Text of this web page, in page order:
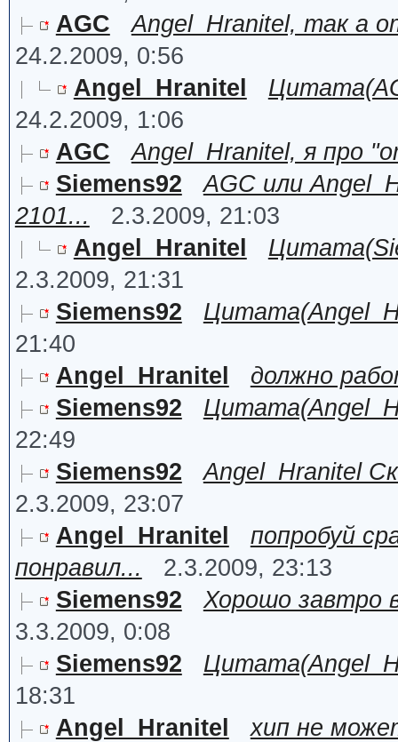
AGC
Angel_Hranitel, так а
24.2.2009, 0:56
Angel_Hranitel
24.2.2009, 1:06
AGC
Angel_Hranitel, я про
Siemens92
AGC или
2101...
2.3.2009, 21:03
Angel_Hranitel
2.3.2009, 21:31
Siemens92
21:40
Angel_Hranitel
должно
Siemens92
22:49
Siemens92
Angel_Hranitel
2.3.2009, 23:07
Angel_Hranitel
попробуй
понравил...
2.3.2009, 23:13
Siemens92
Хорошо завтро
3.3.2009, 0:08
Siemens92
18:31
Angel_Hranitel
хип не